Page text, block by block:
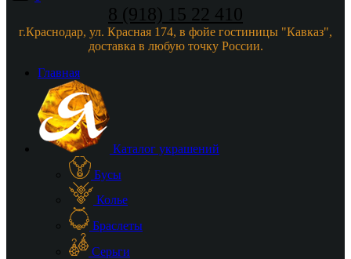
8 (918) 15 22 410
г.Краснодар, ул. Красная 174, в фойе гостиницы "Кавказ",
доставка в любую точку России.
Главная
Каталог украшений
Бусы
Колье
Браслеты
Серьги